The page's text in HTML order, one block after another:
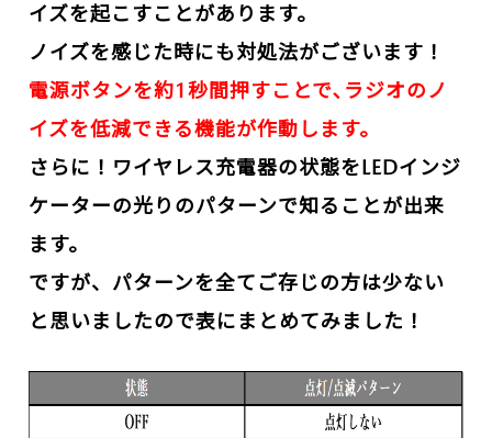
イズを起こすことがあります。
ノイズを感じた時にも対処法がございます！
電源ボタンを約1秒間押すことで､ラジオのノ
イズを低減できる機能が作動します。
さらに！ワイヤレス充電器の状態をLEDインジ
ケーターの光りのパターンで知ることが出来
ます。
ですが、パターンを全てご存じの方は少ない
と思いましたので表にまとめてみました！